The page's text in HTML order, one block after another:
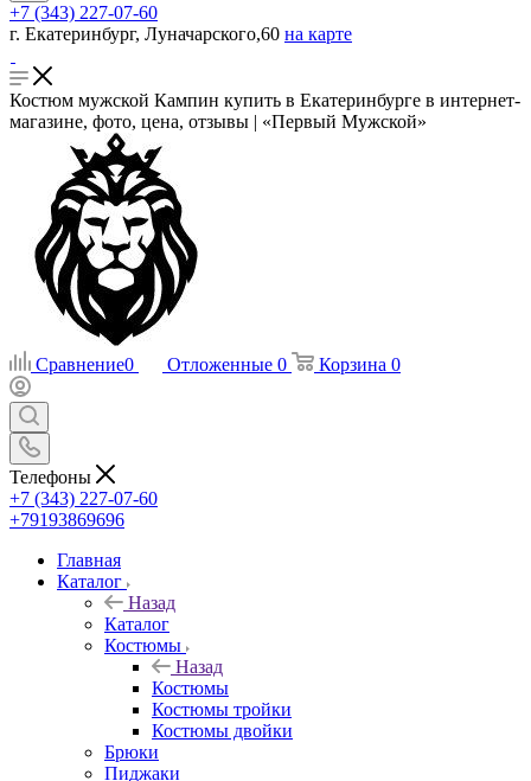
+7 (343) 227-07-60
г. Екатеринбург, Луначарского,60 на карте
Костюм мужской Кампин купить в Екатеринбурге в интернет-
магазине, фото, цена, отзывы | «Первый Мужской»
Сравнение0 Отложенные 0 Корзина 0
Телефоны
+7 (343) 227-07-60
+79193869696
Главная
Каталог
Назад
Каталог
Костюмы
Назад
Костюмы
Костюмы тройки
Костюмы двойки
Брюки
Пиджаки